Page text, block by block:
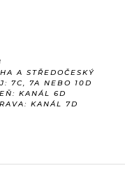
A STŘEDOČESKÝ
7C, 7A NEBO 10D
KANÁL 6D
KANÁL 7D